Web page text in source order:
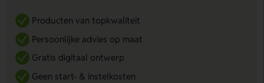
Producten van topkwaliteit
Persoonlijke advies op maat
Gratis digitaal ontwerp
Geen start- & instelkosten